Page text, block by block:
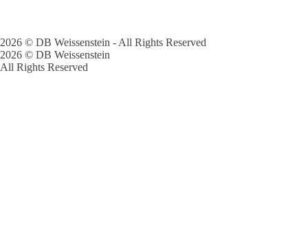
2026 © DB Weissenstein - All Rights Reserved
2026 © DB Weissenstein
All Rights Reserved